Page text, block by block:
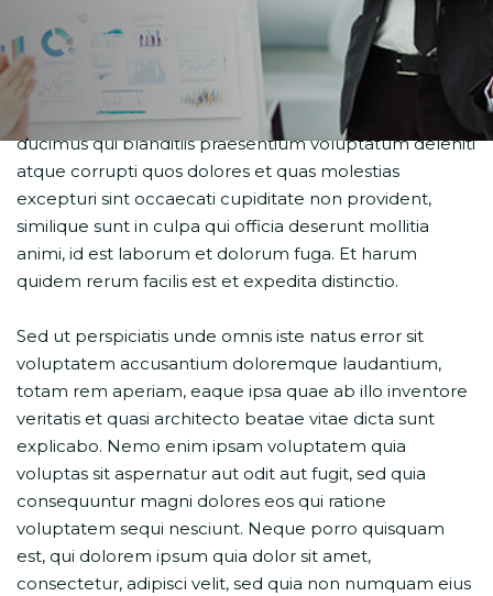
At vero eos et accusamus et iusto odio dignissimos
ducimus qui blanditiis praesentium voluptatum deleniti
atque corrupti quos dolores et quas molestias
excepturi sint occaecati cupiditate non provident,
similique sunt in culpa qui officia deserunt mollitia
animi, id est laborum et dolorum fuga. Et harum
quidem rerum facilis est et expedita distinctio.
Sed ut perspiciatis unde omnis iste natus error sit
voluptatem accusantium doloremque laudantium,
totam rem aperiam, eaque ipsa quae ab illo inventore
veritatis et quasi architecto beatae vitae dicta sunt
explicabo. Nemo enim ipsam voluptatem quia
voluptas sit aspernatur aut odit aut fugit, sed quia
consequuntur magni dolores eos qui ratione
voluptatem sequi nesciunt. Neque porro quisquam
est, qui dolorem ipsum quia dolor sit amet,
consectetur, adipisci velit, sed quia non numquam eius